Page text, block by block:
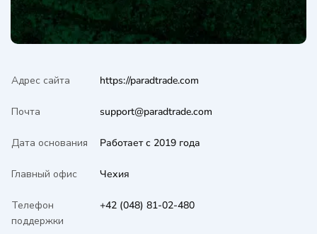
Адрес сайта https://paradtrade.com
Почта support@paradtrade.com
Дата основания Работает с 2019 года
Главный офис Чехия
Телефон
поддержки
+42 (048) 81-02-480